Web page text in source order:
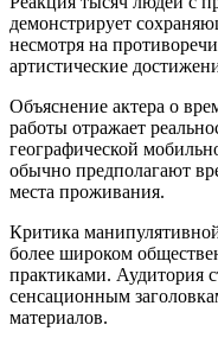
демонстрирует
несмотря на
артистические
Объяснение актера о
работы отражает
географической
обычно предполагают
места проживания.
Критика
более широком
практиками. Аудитория
сенсационным
материалов.